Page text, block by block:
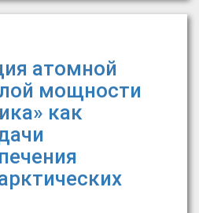
атомной
мощности
как